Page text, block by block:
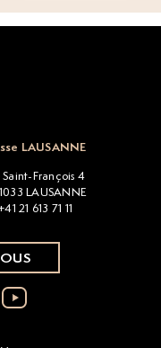
LAUSANNE
Saint-François 4
LAUSANNE
21 613 71 11